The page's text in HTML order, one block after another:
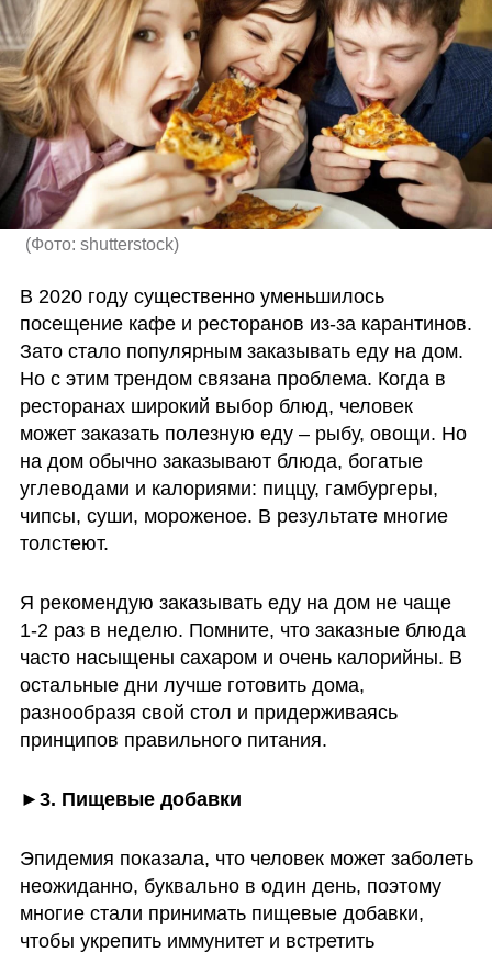
(Фото: shutterstock)
В 2020 году существенно уменьшилось
посещение кафе и ресторанов из-за карантинов.
Зато стало популярным заказывать еду на дом.
Но с этим трендом связана проблема. Когда в
ресторанах широкий выбор блюд, человек
может заказать полезную еду – рыбу, овощи. Но
на дом обычно заказывают блюда, богатые
углеводами и калориями: пиццу, гамбургеры,
чипсы, суши, мороженое. В результате многие
толстеют.
Я рекомендую заказывать еду на дом не чаще
1-2 раз в неделю. Помните, что заказные блюда
часто насыщены сахаром и очень калорийны. В
остальные дни лучше готовить дома,
разнообразя свой стол и придерживаясь
принципов правильного питания.
►3. Пищевые добавки
Эпидемия показала, что человек может заболеть
неожиданно, буквально в один день, поэтому
многие стали принимать пищевые добавки,
чтобы укрепить иммунитет и встретить